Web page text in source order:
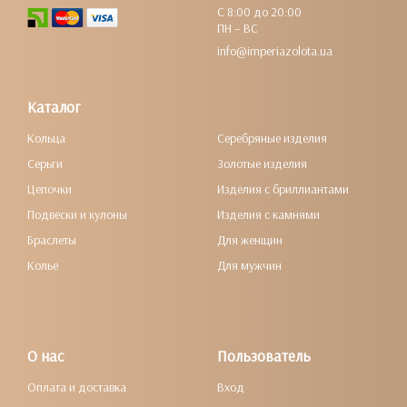
С 8:00 до 20:00
ПН – ВС
info@imperiazolota.ua
Каталог
Кольца
Серьги
Цепочки
Подвески и кулоны
Браслеты
Колье
Серебряные изделия
Золотые изделия
Изделия с бриллиантами
Изделия с камнями
Для женщин
Для мужчин
О нас
Оплата и доставка
Пользователь
Вход